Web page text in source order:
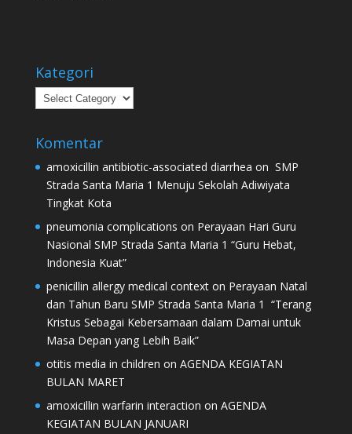
Kategori
Kategori
Komentar
amoxicillin antibiotic-associated diarrhea on SMP
Strada Santa Maria 1 Menuju Sekolah Adiwiyata
Tingkat Kota
pneumonia complications on Perayaan Hari Guru
Nasional SMP Strada Santa Maria 1 “Guru Hebat,
Indonesia Kuat”
penicillin allergy medical contexton Perayaan Natal
dan Tahun Baru SMP Strada Santa Maria 1 “Terang
Kristus Sebagai Kebersamaan dalam Damai untuk
Masa Depan yang Lebih Baik”
otitis media in children on AGENDA KEGIATAN
BULAN MARET
amoxicillin warfarin interaction on AGENDA
KEGIATAN BULAN JANUARI